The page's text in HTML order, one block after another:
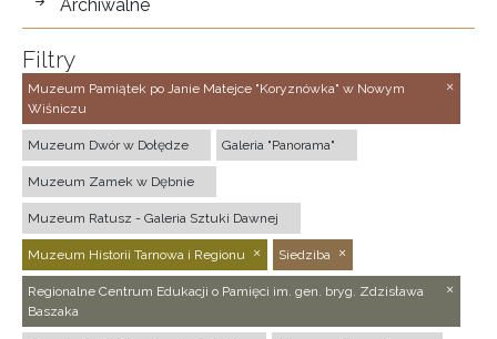
Archiwalne
Filtry
Muzeum Pamiątek po Janie Matejce "Koryznówka" w Nowym
Wiśniczu
Muzeum Dwór w Dołędze Galeria "Panorama"
Muzeum Zamek w Dębnie
Muzeum Ratusz - Galeria Sztuki Dawnej
Muzeum Historii Tarnowa i Regionu Siedziba
Regionalne Centrum Edukacji o Pamięci im. gen. bryg. Zdzisława
Baszaka